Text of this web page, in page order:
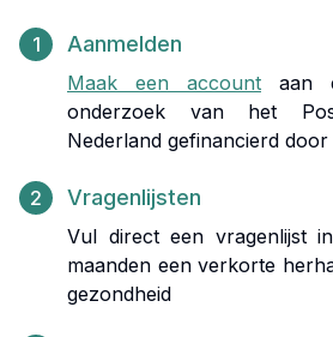
1 Aanmelden
Maak een account aan
onderzoek van het
Nederland gefinancierd
2 Vragenlijsten
Vul direct een vragenlijst
maanden een verkorte
gezondheid